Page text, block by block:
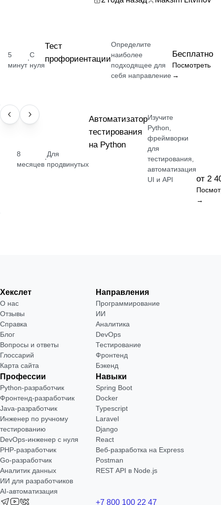
5
минут
·
С
нуля
Тест
профориентации
Определите
наиболее
подходящее для
себя направление
Бесплатно
Посмотреть
→
ПРОФЕССИЯ
8
месяцев
·
Для
продвинутых
Автоматизатор
тестирования
на Python
Изучите
Python,
фреймворки
для
тестирования,
автоматизация
UI и API
от 2
→
Хекслет
О нас
Отзывы
Справка
Блог
Вопросы и ответы
Глоссарий
Карта сайта
Направления
Программирование
ИИ
Аналитика
DevOps
Тестирование
Фронтенд
Бэкенд
Профессии
Python-разработчик
Фронтенд-разработчик
Java-разработчик
Инженер по ручному
тестированию
DevOps-инженер с нуля
РНР-разработчик
Go-разработчик
Аналитик данных
ИИ для разработчиков
AI-автоматизация
Навыки
Spring Boot
Docker
Typescript
Laravel
Django
React
Веб-разработка на Express
Postman
REST API в Node.js
+7 800 100 22 47